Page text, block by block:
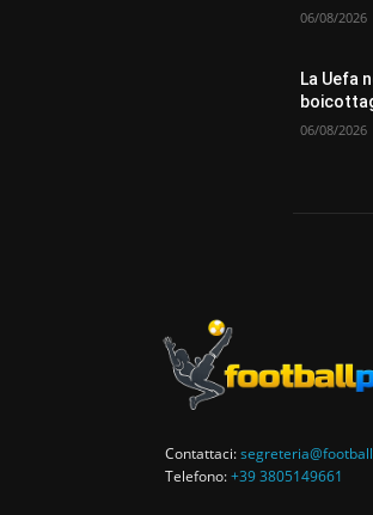
06/08/2026
La Uefa
06/08/2026
Contattaci:
Telefono:+39 3805149661